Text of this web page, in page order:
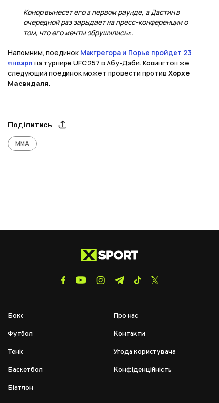
Конор вынесет его в первом раунде, а Дастин в
очередной раз зарыдает на пресс-конференции о
том, что его мечты обрушились».
Напомним, поединок Макгрегора и Порье пройдет 23
января на турнире UFC 257 в Абу-Даби. Ковингтон же
следующий поединок может провести против Хорхе
Масвидаля.
Поділитись
ММА
Бокс
Футбол
Теніс
Баскетбол
Біатлон
Про нас
Контакти
Угода користувача
Конфіденційність